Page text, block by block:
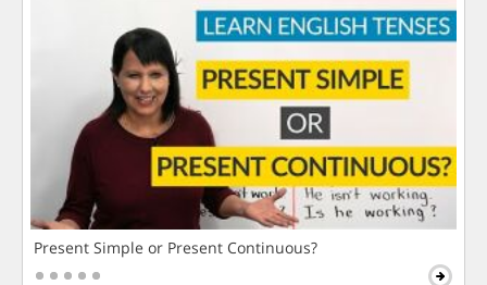
Present Simple or Present Continuous?